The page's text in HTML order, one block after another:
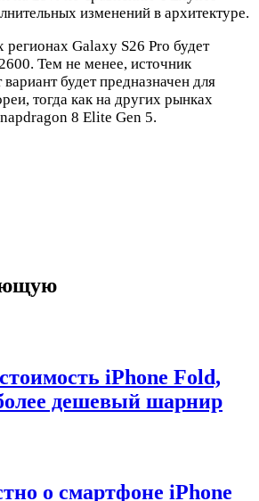
изменений в архитектуре.
регионах Galaxy S26 Pro будет
Тем не менее, источник
вариант будет предназначен для
тогда как на других рынках
8 Elite Gen 5.
iPhone Fold,
дешевый шарнир
о смартфоне iPhone